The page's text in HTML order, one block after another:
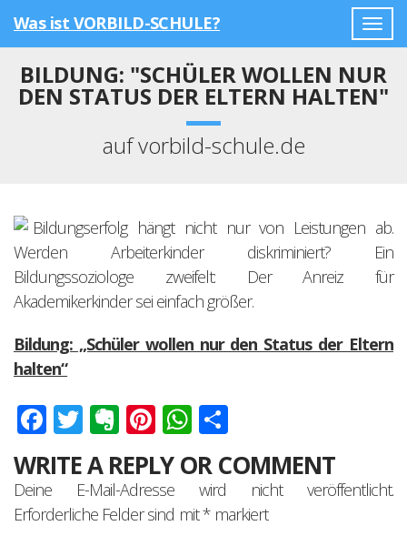
Was ist VORBILD-SCHULE?
BILDUNG: "SCHÜLER WOLLEN NUR
DEN STATUS DER ELTERN HALTEN"
auf vorbild-schule.de
Bildungserfolg hängt nicht nur von Leistungen ab.
Werden Arbeiterkinder diskriminiert? Ein
Bildungssoziologe zweifelt: Der Anreiz für
Akademikerkinder sei einfach größer.
Bildung: „Schüler wollen nur den Status der Eltern
halten“
Facebook
Twitter
Evernote
Pinterest
WhatsApp
WRITE A REPLY OR COMMENT
Deine E-Mail-Adresse wird nicht veröffentlicht.
Erforderliche Felder sind mit*markiert